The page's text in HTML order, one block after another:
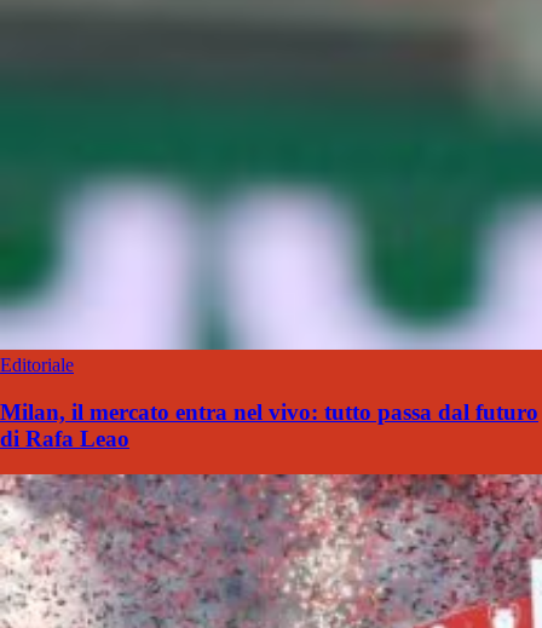
Editoriale
Milan, il mercato entra nel vivo: tutto passa dal futuro
di Rafa Leao